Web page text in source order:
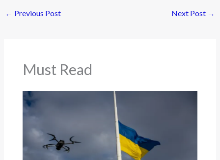
← Previous Post Next Post →
Must Read